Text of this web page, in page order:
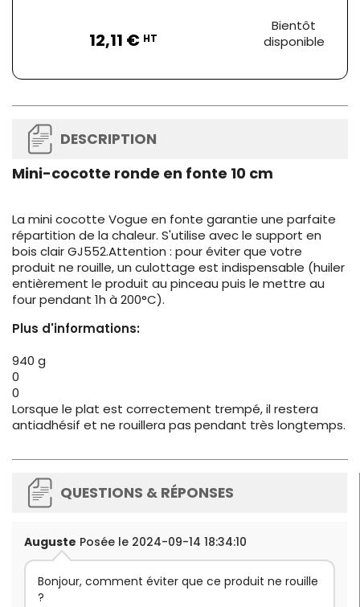
12,11 € HT
Bientôt
disponible
DESCRIPTION
Mini-cocotte ronde en fonte 10 cm
La mini cocotte Vogue en fonte garantie une parfaite
répartition de la chaleur. S'utilise avec le support en
bois clair GJ552.Attention : pour éviter que votre
produit ne rouille, un culottage est indispensable (huiler
entièrement le produit au pinceau puis le mettre au
four pendant 1h à 200°C).
Plus d'informations:
940 g
0
0
Lorsque le plat est correctement trempé, il restera
antiadhésif et ne rouillera pas pendant très longtemps.
QUESTIONS & RÉPONSES
Auguste Posée le 2024-09-14 18:34:10
Bonjour, comment éviter que ce produit ne rouille
?